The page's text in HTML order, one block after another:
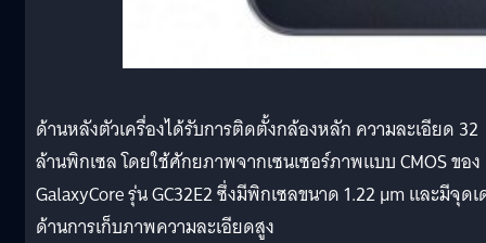
ด้านหลังตัวเครื่องได้รับการติดตั้งกล้องหลัก ความละเอียด 32
ล้านพิกเซล โดยใช้ศักยภาพจากเซนเซอร์ภาพแบบ CMOS ของ
GalaxyCore รุ่น GC32E2 ซึ่งมีพิกเซลขนาด 1.22 µm และมีจุด
ด้านการเก็บภาพความละเอียดสูง